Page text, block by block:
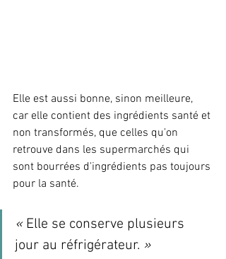
Elle est aussi bonne, sinon meilleure,
car elle contient des ingrédients santé et
non transformés, que celles qu'on
retrouve dans les supermarchés qui
sont bourrées d'ingrédients pas toujours
pour la santé.
« Elle se conserve plusieurs
jour au réfrigérateur. »